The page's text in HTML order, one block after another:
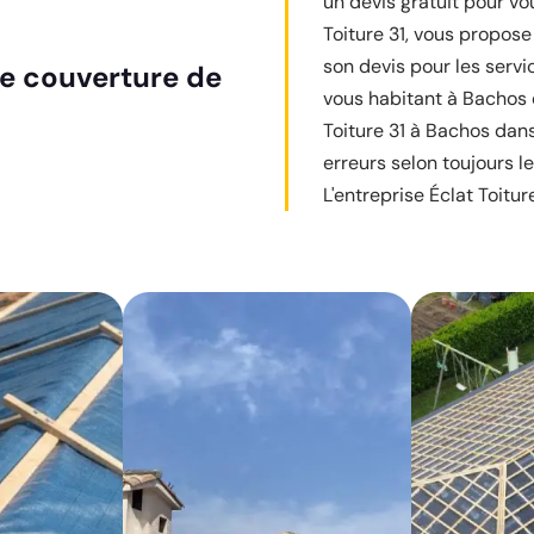
couverture de
Toiture 31, vous
son devis pour les
vous habitant à Bachos
Toiture 31 à Bachos
erreurs selon toujours
L'entreprise Éclat